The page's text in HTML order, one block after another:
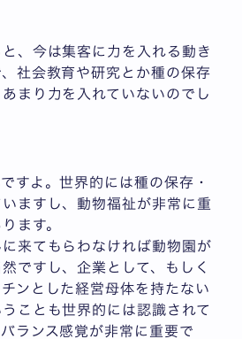
、今は集客に力を入れる動き
社会教育や研究とか種の保存
まり力を入れていないのでし
すよ。世界的には種の保存・
ますし、動物福祉が非常に重
ます。
来てもらわなければ動物園が
ですし、企業として、もしく
ンとした経営母体を持たない
ことも世界的には認識されて
ランス感覚が非常に重要で